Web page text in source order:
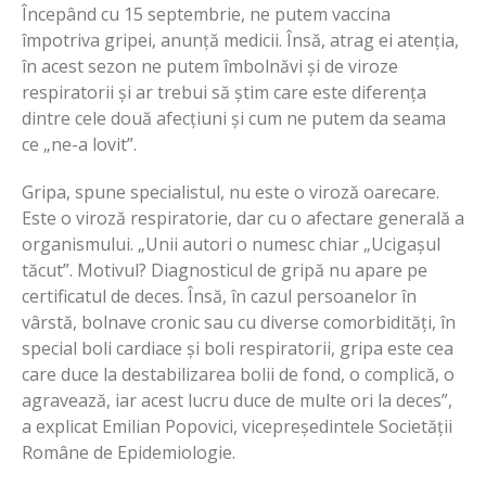
Începând cu 15 septembrie, ne putem vaccina
împotriva gripei, anunță medicii. Însă, atrag ei atenția,
în acest sezon ne putem îmbolnăvi și de viroze
respiratorii și ar trebui să știm care este diferența
dintre cele două afecțiuni și cum ne putem da seama
ce „ne-a lovit”.
Gripa, spune specialistul, nu este o viroză oarecare.
Este o viroză respiratorie, dar cu o afectare generală a
organismului. „Unii autori o numesc chiar „Ucigașul
tăcut”. Motivul? Diagnosticul de gripă nu apare pe
certificatul de deces. Însă, în cazul persoanelor în
vârstă, bolnave cronic sau cu diverse comorbidități, în
special boli cardiace și boli respiratorii, gripa este cea
care duce la destabilizarea bolii de fond, o complică, o
agravează, iar acest lucru duce de multe ori la deces”,
a explicat Emilian Popovici, vicepreședintele Societății
Române de Epidemiologie.